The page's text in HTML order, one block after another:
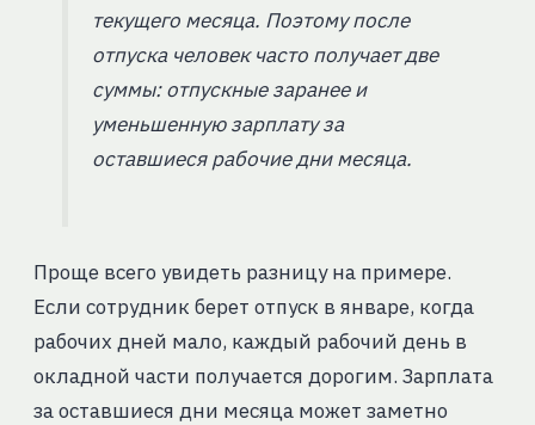
текущего месяца. Поэтому после
отпуска человек часто получает две
суммы: отпускные заранее и
уменьшенную зарплату за
оставшиеся рабочие дни месяца.
Проще всего увидеть разницу на примере.
Если сотрудник берет отпуск в январе, когда
рабочих дней мало, каждый рабочий день в
окладной части получается дорогим. Зарплата
за оставшиеся дни месяца может заметно